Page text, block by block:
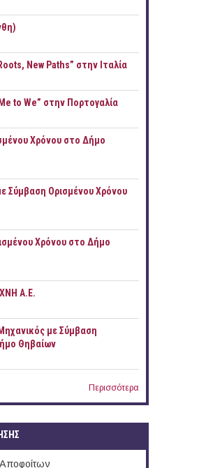
New Paths” στην Ιταλία
to We” στην Πορτογαλία
Χρόνου στο Δήμο
Σύμβαση Ορισμένου Χρόνου
Χρόνου στο Δήμο
Α.Ε.
με Σύμβαση
Θηβαίων
Περισσότερα